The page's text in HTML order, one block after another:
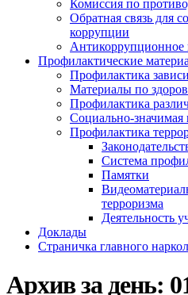
Комиссия по
Обратная связь для
коррупции
Антикоррупционное
Профилактические
Профилактика
Материалы по
Профилактика
Социально-значимая
Профилактика
Система
Памятки
терроризма
Деятельность
Доклады
Страничка главного
Архив за день: